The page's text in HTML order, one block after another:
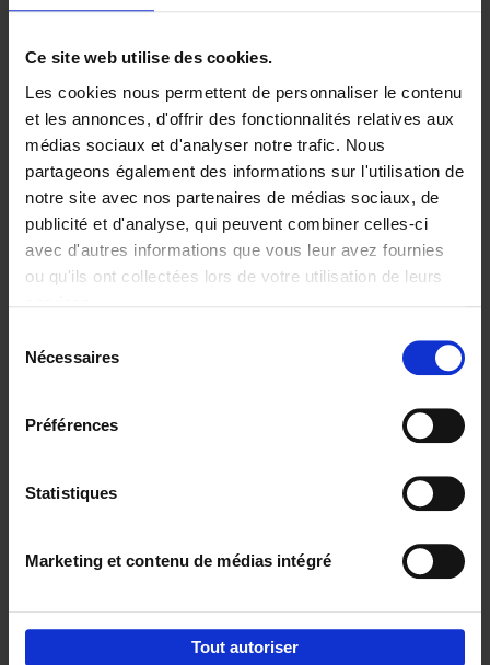
Ce site web utilise des cookies.
Les cookies nous permettent de personnaliser le contenu
et les annonces, d'offrir des fonctionnalités relatives aux
médias sociaux et d'analyser notre trafic. Nous
partageons également des informations sur l'utilisation de
notre site avec nos partenaires de médias sociaux, de
publicité et d'analyse, qui peuvent combiner celles-ci
avec d'autres informations que vous leur avez fournies
ou qu'ils ont collectées lors de votre utilisation de leurs
Nécessaires
Préférences
Statistiques
Marketing et contenu de médias intégré
Tout autoriser
Building Bonds = Building
Business
Jochen Roef Jozefien De Feyter
Carolien Boom
Couverture souple
2025 200
€29,99
Digital marketing like a PRO -
completely revised edition (EN)